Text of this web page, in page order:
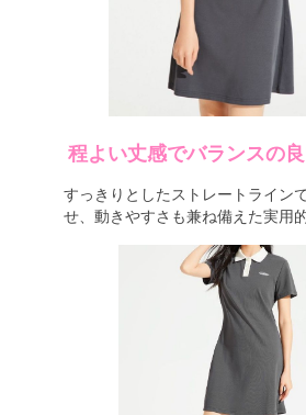
程よい丈感でバランスの
すっきりとしたストレートライン
せ、動きやすさも兼ね備えた実用